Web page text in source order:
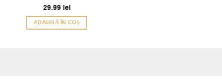
Evaluat la
5din 5
29.99 lei
ADAUGĂ ÎN COȘ